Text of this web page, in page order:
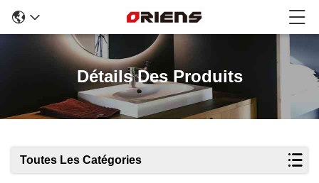
Détails Des Produits
Toutes Les Catégories